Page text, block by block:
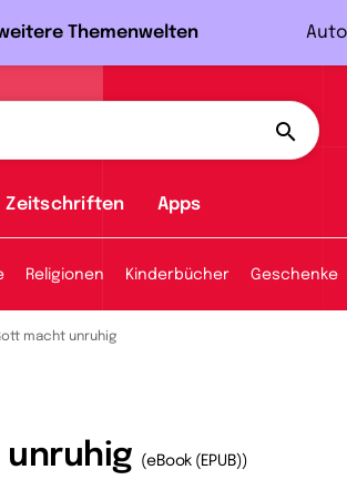
Themenwelten
Zeitschriften Apps
Religionen Kinderbücher Geschenke
macht unruhig
(eBook (EPUB))